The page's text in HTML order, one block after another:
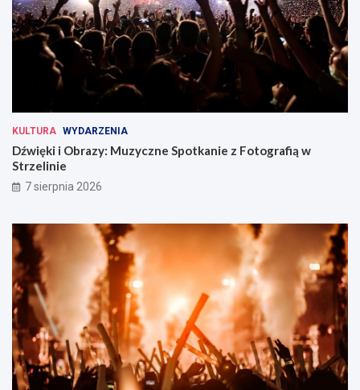
KULTURA WYDARZENIA
Dźwięki i Obrazy: Muzyczne Spotkanie z Fotografią w
Strzelinie
7 sierpnia 2026